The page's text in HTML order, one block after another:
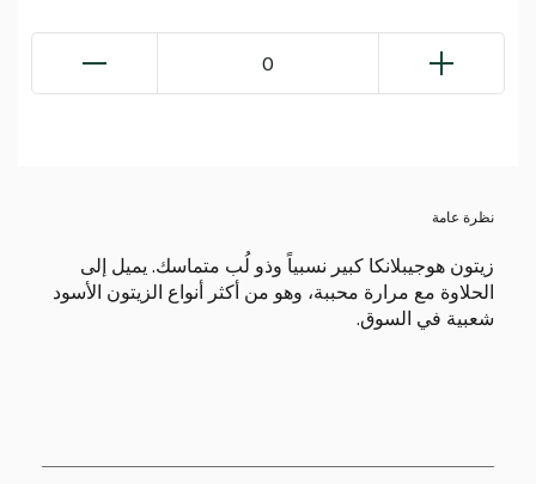
0
نظرة عامة
زيتون هوجيبلانكا كبير نسبياً وذو لُب متماسك. يميل إلى
الحلاوة مع مرارة محببة، وهو من أكثر أنواع الزيتون الأسود
شعبية في السوق.